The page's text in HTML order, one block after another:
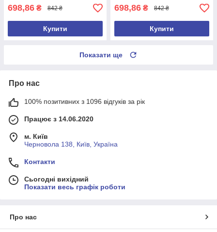
698,86 ₴ 842 ₴
Купити
698,86 ₴ 842 ₴
Купити
Показати ще
Про нас
100% позитивних з 1096 відгуків за рік
Працює з 14.06.2020
м. Київ
Черновола 138, Київ, Україна
Контакти
Сьогодні вихідний
Показати весь графік роботи
Про нас